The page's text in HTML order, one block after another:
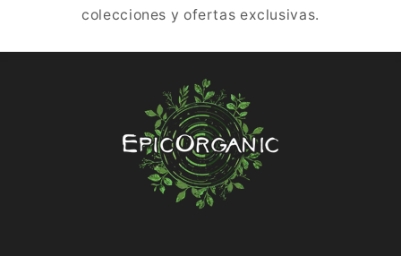
colecciones y ofertas exclusivas.